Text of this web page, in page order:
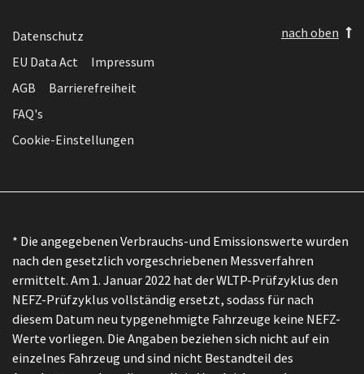
Datenschutz
EU Data Act
Impressum
AGB
Barrierefreiheit
FAQ's
Cookie-Einstellungen
nach oben
* Die angegebenen Verbrauchs-und Emissionswerte wurden
nach den gesetzlich vorgeschriebenen Messverfahren
ermittelt. Am 1. Januar 2022 hat der WLTP-Prüfzyklus den
NEFZ-Prüfzyklus vollständig ersetzt, sodass für nach
diesem Datum neu typgenehmigte Fahrzeuge keine NEFZ-
Werte vorliegen. Die Angaben beziehen sich nicht auf ein
einzelnes Fahrzeug und sind nicht Bestandteil des